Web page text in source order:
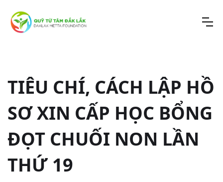
TIÊU CHÍ, CÁCH LẬP HỒ
SƠ XIN CẤP HỌC BỔNG
ĐỌT CHUỐI NON LẦN
THỨ 19